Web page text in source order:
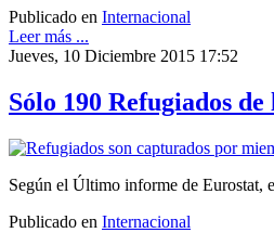
Publicado en Internacional
Leer más ...
Jueves, 10 Diciembre 2015 17:52
Sólo 190 Refugiados
Según el Último informe de Eurostat,
Publicado en Internacional